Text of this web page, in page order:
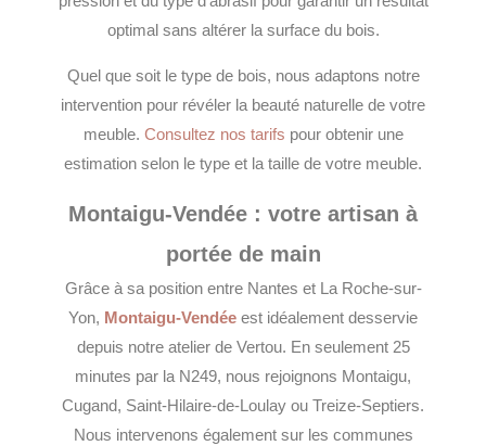
optimal sans altérer la surface du bois.
Quel que soit le type de bois, nous adaptons notre
intervention pour révéler la beauté naturelle de votre
meuble. Consultez nos tarifs pour obtenir une
estimation selon le type et la taille de votre meuble.
Montaigu-Vendée : votre artisan à
portée de main
Grâce à sa position entre Nantes et La Roche-sur-
Yon, Montaigu-Vendée est idéalement desservie
depuis notre atelier de Vertou. En seulement 25
minutes par la N249, nous rejoignons Montaigu,
Cugand, Saint-Hilaire-de-Loulay ou Treize-Septiers.
Nous intervenons également sur les communes